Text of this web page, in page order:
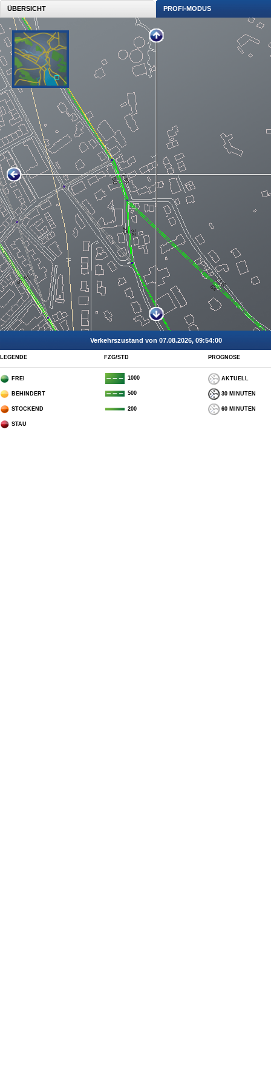
ÜBERSICHT PROFI-MODUS
Verkehrszustand von 07.08.2026, 09:54:00
LEGENDE FZG/STD PROGNOSE
FREI 1000 AKTUELL
BEHINDERT 500 30 MINUTEN
STOCKEND 200 60 MINUTEN
STAU